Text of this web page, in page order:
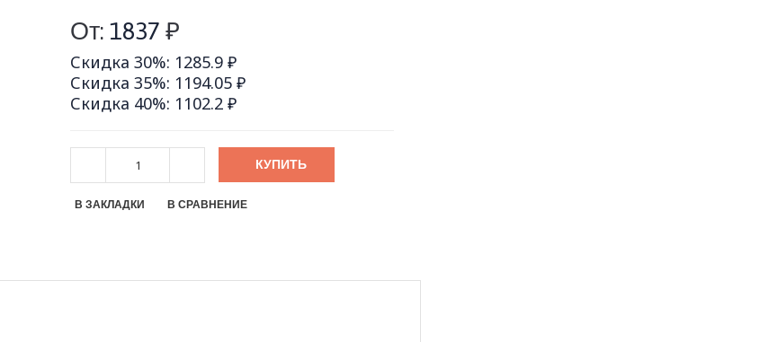
От: 1837 ₽
Скидка 30%: 1285.9 ₽
Скидка 35%: 1194.05 ₽
Скидка 40%: 1102.2 ₽
КУПИТЬ
В ЗАКЛАДКИ В СРАВНЕНИЕ